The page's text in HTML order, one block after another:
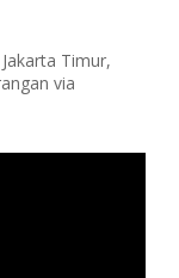
Timur,
via